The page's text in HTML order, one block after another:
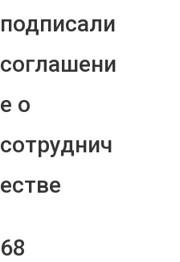
подписали
соглашени
е о
сотруднич
естве
68